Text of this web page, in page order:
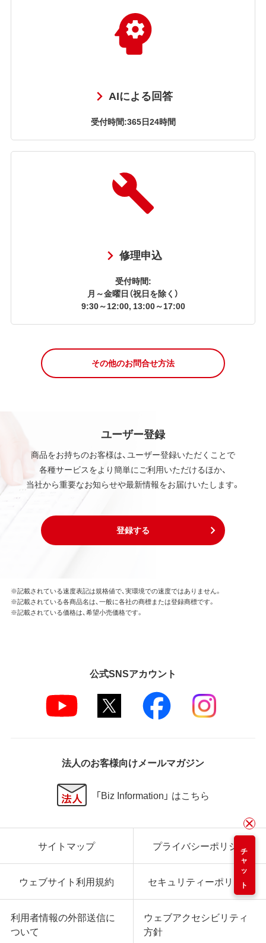
AIによる回答
受付時間:365日24時間
修理申込
受付時間:
月～金曜日（祝日を除く）
9:30～12:00, 13:00～17:00
その他のお問合せ方法
ユーザー登録
商品をお持ちのお客様は、ユーザー登録いただくことで
各種サービスをより簡単にご利用いただけるほか、
当社から重要なお知らせや最新情報をお届けいたします。
登録する
チャット
※記載されている速度表記は規格値で、実環境での速度ではありません。
※記載されている各商品名は、一般に各社の商標または登録商標です。
※記載されている価格は、希望小売価格です。
公式SNSアカウント
法人のお客様向けメールマガジン
「Biz Information」 はこちら
サイトマップ プライバシーポリシー
ウェブサイト利用規約 セキュリティーポリシー
利用者情報の外部送信に
ついて
ウェブアクセシビリティ
方針